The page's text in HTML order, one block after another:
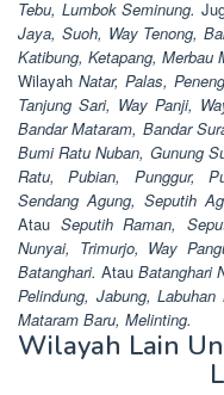
Tebu, Lumbok Seminung.
Jaya, Suoh, Way Tenong,
Katibung, Ketapang, Merbau
Wilayah Natar, Palas,
Tanjung Sari, Way Panji,
Bandar Mataram, Bandar
Bumi Ratu Nuban, Gunung
Ratu, Pubian, Punggur,
Sendang Agung, Seputih
Atau Seputih Raman,
Nunyai, Trimurjo, Way
Batanghari. Atau Batanghari
Pelindung, Jabung,
Mataram Baru, Melinting.
Wilayah Lain